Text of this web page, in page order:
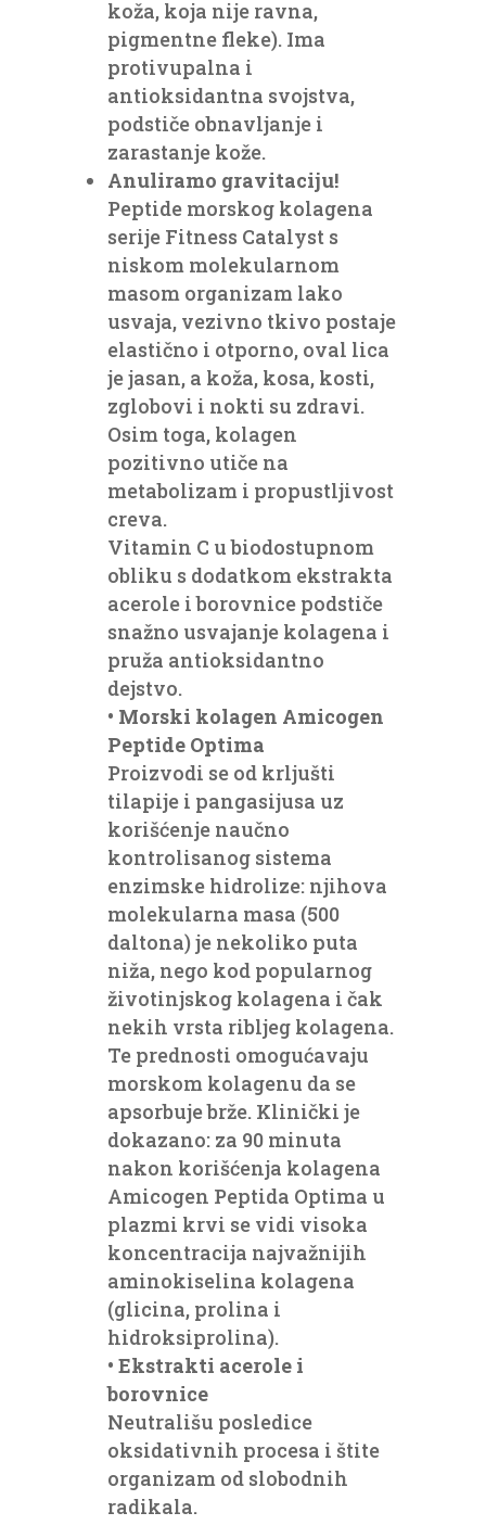
koža, koja nije ravna,
pigmentne fleke). Ima
protivupalna i
antioksidantna svojstva,
podstiče obnavljanje i
zarastanje kože.
Anuliramo gravitaciju!
Peptide morskog kolagena
serije Fitness Catalyst s
niskom molekularnom
masom organizam lako
usvaja, vezivno tkivo postaje
elastično i otporno, oval lica
je jasan, a koža, kosa, kosti,
zglobovi i nokti su zdravi.
Osim toga, kolagen
pozitivno utiče na
metabolizam i propustljivost
creva.
Vitamin C u biodostupnom
obliku s dodatkom ekstrakta
acerole i borovnice podstiče
snažno usvajanje kolagena i
pruža antioksidantno
dejstvo.
• Morski kolagen Amicogen
Peptide Optima
Proizvodi se od krljušti
tilapije i pangasijusa uz
korišćenje naučno
kontrolisanog sistema
enzimske hidrolize: njihova
molekularna masa (500
daltona) je nekoliko puta
niža, nego kod popularnog
životinjskog kolagena i čak
nekih vrsta ribljeg kolagena.
Te prednosti omogućavaju
morskom kolagenu da se
apsorbuje brže. Klinički je
dokazano: za 90 minuta
nakon korišćenja kolagena
Amicogen Peptida Optima u
plazmi krvi se vidi visoka
koncentracija najvažnijih
aminokiselina kolagena
(glicina, prolina i
hidroksiprolina).
• Ekstrakti acerole i
borovnice
Neutrališu posledice
oksidativnih procesa i štite
organizam od slobodnih
radikala.